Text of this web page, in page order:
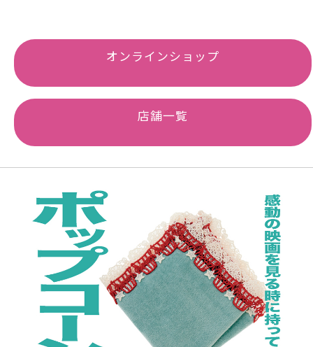
オンラインショップ
店舗一覧